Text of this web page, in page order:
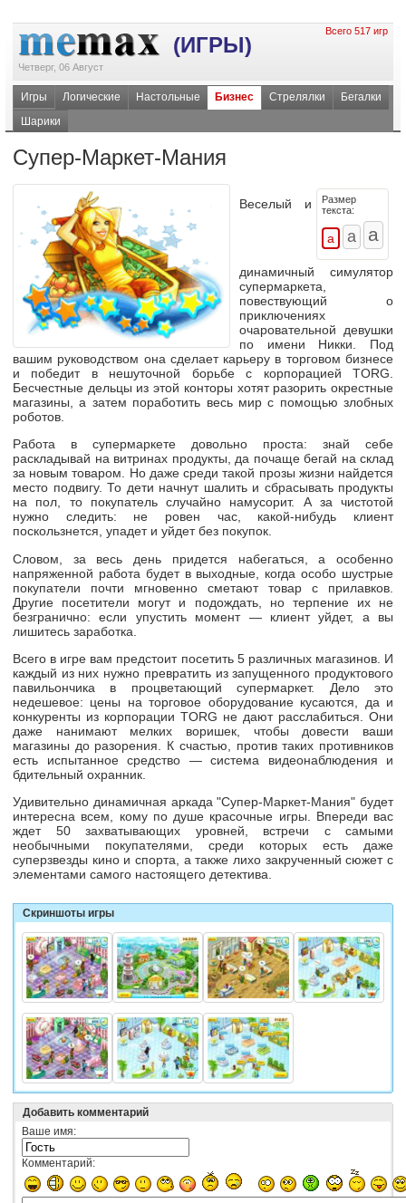
(ИГРЫ)
Четверг, 06 Август
Всего 517 игр
Игры Логические Настольные Бизнес Стрелялки
Бегалки
Шарики
Супер-Маркет-Мания
Размер
текста:
Веселый и
динамичный симулятор
супермаркета,
повествующий о
приключениях
очаровательной девушки
по имени Никки. Под
вашим руководством она сделает карьеру в торговом бизнесе
и победит в нешуточной борьбе с корпорацией TORG.
Бесчестные дельцы из этой конторы хотят разорить окрестные
магазины, а затем поработить весь мир с помощью злобных
роботов.
Работа в супермаркете довольно проста: знай себе
раскладывай на витринах продукты, да почаще бегай на склад
за новым товаром. Но даже среди такой прозы жизни найдется
место подвигу. То дети начнут шалить и сбрасывать продукты
на пол, то покупатель случайно намусорит. А за чистотой
нужно следить: не ровен час, какой-нибудь клиент
поскользнется, упадет и уйдет без покупок.
Словом, за весь день придется набегаться, а особенно
напряженной работа будет в выходные, когда особо шустрые
покупатели почти мгновенно сметают товар с прилавков.
Другие посетители могут и подождать, но терпение их не
безгранично: если упустить момент — клиент уйдет, а вы
лишитесь заработка.
Всего в игре вам предстоит посетить 5 различных магазинов. И
каждый из них нужно превратить из запущенного продуктового
павильончика в процветающий супермаркет. Дело это
недешевое: цены на торговое оборудование кусаются, да и
конкуренты из корпорации TORG не дают расслабиться. Они
даже нанимают мелких воришек, чтобы довести ваши
магазины до разорения. К счастью, против таких противников
есть испытанное средство — система видеонаблюдения и
бдительный охранник.
Удивительно динамичная аркада "Супер-Маркет-Мания" будет
интересна всем, кому по душе красочные игры. Впереди вас
ждет 50 захватывающих уровней, встречи с самыми
необычными покупателями, среди которых есть даже
суперзвезды кино и спорта, а также лихо закрученный сюжет с
элементами самого настоящего детектива.
Скриншоты игры
Добавить комментарий
Ваше имя:
Комментарий: